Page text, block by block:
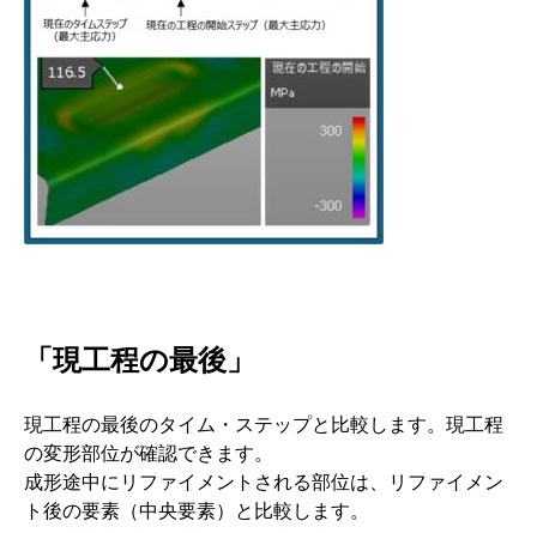
「現工程の最後」
現工程の最後のタイム・ステップと比較します。現工程
の変形部位が確認できます。
成形途中にリファイメントされる部位は、リファイメン
ト後の要素（中央要素）と比較します。